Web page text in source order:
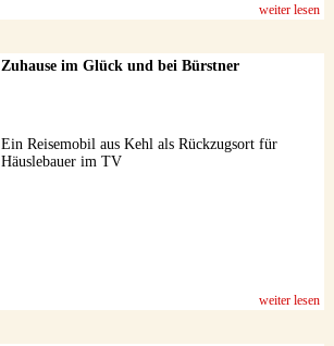
weiter lesen
Zuhause im Glück und bei Bürstner
Ein Reisemobil aus Kehl als Rückzugsort für
Häuslebauer im TV
weiter lesen